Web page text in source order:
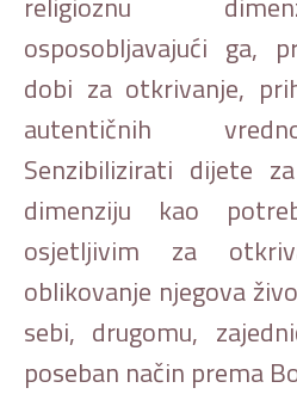
osposobljavajući ga,
dobi za otkrivanje,
autentičnih
Senzibilizirati dijete
dimenziju kao
osjetljivim za
oblikovanje njegova
sebi, drugomu,
poseban način prema